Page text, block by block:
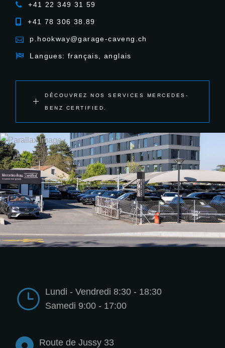
+41 22 349 31 59
+41 78 306 38.89
p.hookway@garage-caveng.ch
Langues: français, anglais
DÉCOUVREZ NOS SERVICES MERCEDES-
BENZ CERTIFIED.
Lundi - Vendredi 8:30 - 18:30
Samedi 9:00 - 17:00
Route de Jussy 33